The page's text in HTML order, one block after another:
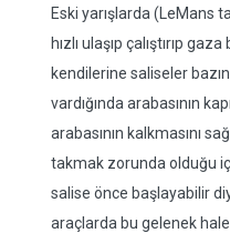
Eski yarışlarda (LeMans
hızlı ulaşıp çalıştırıp
kendilerine saliseler
vardığında arabasının
arabasının kalkmasını
takmak zorunda olduğu
salise önce başlayabilir
araçlarda bu gelenek